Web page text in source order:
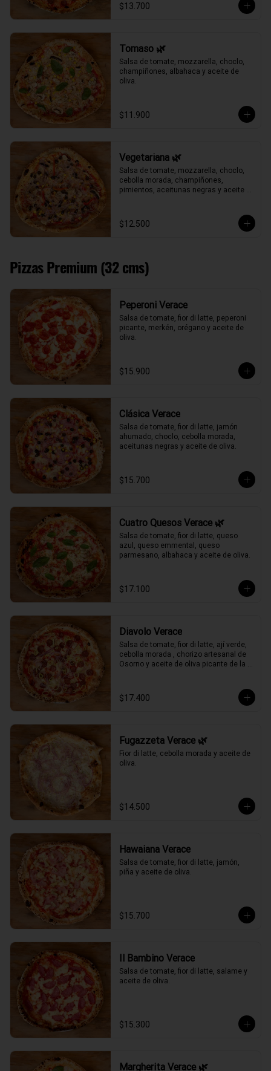
$13.700
Tomaso 🌿
Salsa de tomate, mozzarella, choclo,
champiñones, albahaca y aceite de
oliva.
$11.900
Vegetariana 🌿
Salsa de tomate, mozzarella, choclo,
cebolla morada, champiñones,
pimientos, aceitunas negras y aceite
$12.500
Pizzas Premium (32 cms)
Peperoni Verace
Salsa de tomate, fior di latte, peperoni
picante, merkén, orégano y aceite de
oliva.
$15.900
Clásica Verace
Salsa de tomate, fior di latte, jamón
ahumado, choclo, cebolla morada,
aceitunas negras y aceite de oliva.
$15.700
Cuatro Quesos Verace 🌿
Salsa de tomate, fior di latte, queso
azul, queso emmental, queso
parmesano, albahaca y aceite de oliva.
$17.100
Diavolo Verace
Salsa de tomate, fior di latte, ají verde,
cebolla morada , chorizo artesanal de
Osorno y aceite de oliva picante de la
$17.400
Fugazzeta Verace 🌿
Fior di latte, cebolla morada y aceite de
oliva.
$14.500
Hawaiana Verace
Salsa de tomate, fior di latte, jamón,
piña y aceite de oliva.
$15.700
Il Bambino Verace
Salsa de tomate, fior di latte, salame y
aceite de oliva.
$15.300
Margherita Verace 🌿